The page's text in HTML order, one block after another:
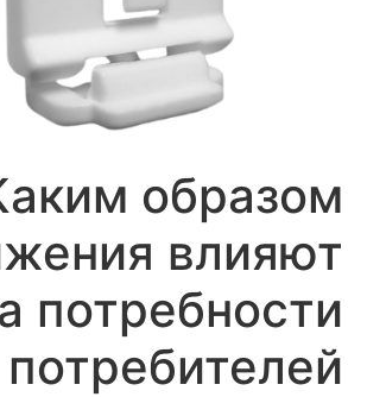
образом
влияют
потребности
потребителей